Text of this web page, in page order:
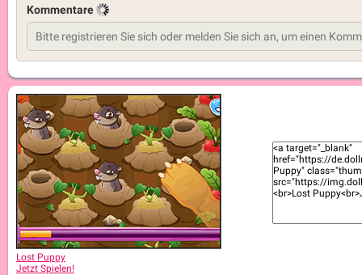
Kommentare
Lost Puppy
Jetzt Spielen!